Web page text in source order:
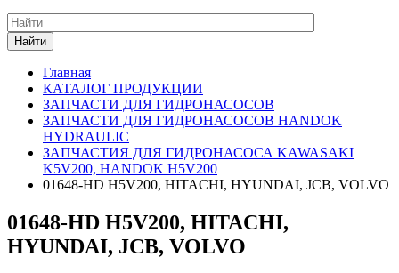
Найти
Главная
КАТАЛОГ ПРОДУКЦИИ
ЗАПЧАСТИ ДЛЯ ГИДРОНАСОСОВ
ЗАПЧАСТИ ДЛЯ ГИДРОНАСОСОВ HANDOK
HYDRAULIC
ЗАПЧАСТИЯ ДЛЯ ГИДРОНАСОСА KAWASAKI
K5V200, HANDOK H5V200
01648-HD H5V200, HITACHI, HYUNDAI, JCB, VOLVO
01648-HD H5V200, HITACHI,
HYUNDAI, JCB, VOLVO